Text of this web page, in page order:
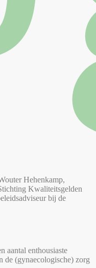
Hehenkamp,
Kwaliteitsgelden
bij de
aantal enthousiaste
de (gynaecologische) zorg